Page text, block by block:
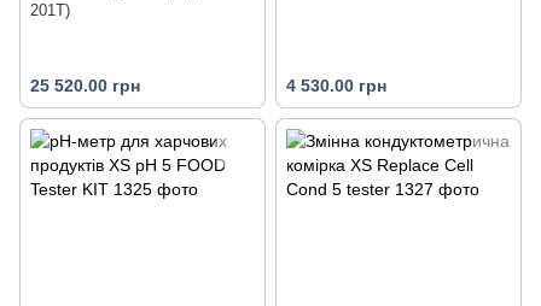
201T)
25 520.00 грн 4 530.00 грн